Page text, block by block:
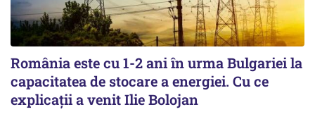
România este cu 1-2 ani în urma Bulgariei la
capacitatea de stocare a energiei. Cu ce
explicații a venit Ilie Bolojan